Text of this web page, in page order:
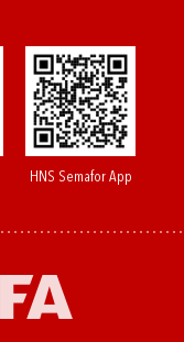
HNS Semafor App